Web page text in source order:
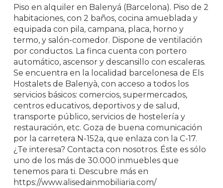
Piso en alquiler en Balenyá (Barcelona). Piso de 2
habitaciones, con 2 baños, cocina amueblada y
equipada con pila, campana, placa, horno y
termo, y salón-comedor. Dispone de ventilación
por conductos. La finca cuenta con portero
automático, ascensor y descansillo con escaleras.
Se encuentra en la localidad barcelonesa de Els
Hostalets de Balenyà, con acceso a todos los
servicios básicos: comercios, supermercados,
centros educativos, deportivos y de salud,
transporte público, servicios de hostelería y
restauración, etc. Goza de buena comunicación
por la carretera N-152a, que enlaza con la C-17.
¿Te interesa? Contacta con nosotros. Éste es sólo
uno de los más de 30.000 inmuebles que
tenemos para ti. Descubre más en
https://www.alisedainmobiliaria.com/